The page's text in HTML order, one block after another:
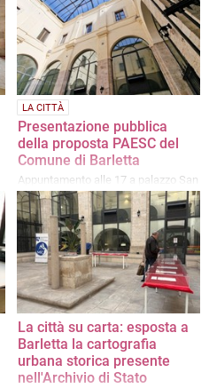
LA CITTÀ
Presentazione pubblica
della proposta PAESC del
Comune di Barletta
Appuntamento alle 17 a palazzo San
Domenico
La città su carta: esposta a
Barletta la cartografia
urbana storica presente
nell'Archivio di Stato